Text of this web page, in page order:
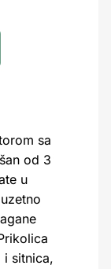
sa
od 3
u
i sitnica,